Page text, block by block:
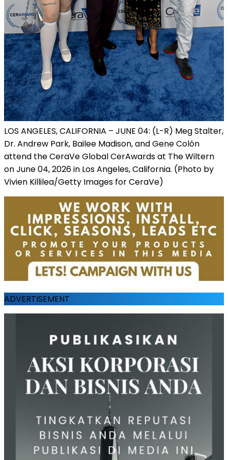
LOS ANGELES, CALIFORNIA – JUNE 04: (L-R) Meg Stalter,
Dr. Andrew Park, Bailee Madison, and Gene Colón
attend the CeraVe Global CerAwards at The Wiltern
on June 04, 2026 in Los Angeles, California. (Photo by
Vivien Killilea/Getty Images for CeraVe)
ADVERTISEMENT